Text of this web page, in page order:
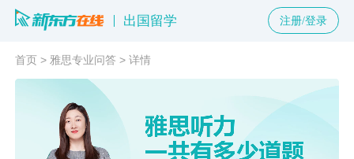
出国留学 注册/登录
首页 > 雅思专业问答 >详情